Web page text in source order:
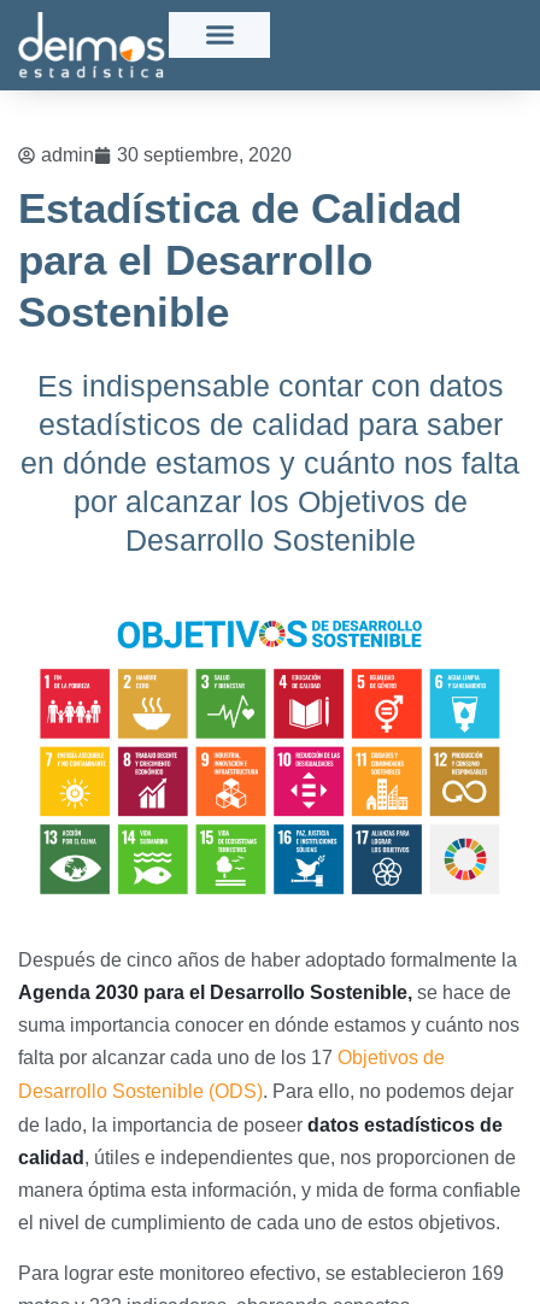
admin 30 septiembre, 2020
Estadística de Calidad
para el Desarrollo
Sostenible
Es indispensable contar con datos
estadísticos de calidad para saber
en dónde estamos y cuánto nos falta
por alcanzar los Objetivos de
Desarrollo Sostenible
Después de cinco años de haber adoptado formalmente la
Agenda 2030 para el Desarrollo Sostenible, se hace de
suma importancia conocer en dónde estamos y cuánto nos
falta por alcanzar cada uno de los 17 Objetivos de
Desarrollo Sostenible (ODS). Para ello, no podemos dejar
de lado, la importancia de poseer datos estadísticos de
calidad , útiles e independientes que, nos proporcionen de
manera óptima esta información, y mida de forma confiable
el nivel de cumplimiento de cada uno de estos objetivos.
Para lograr este monitoreo efectivo, se establecieron 169